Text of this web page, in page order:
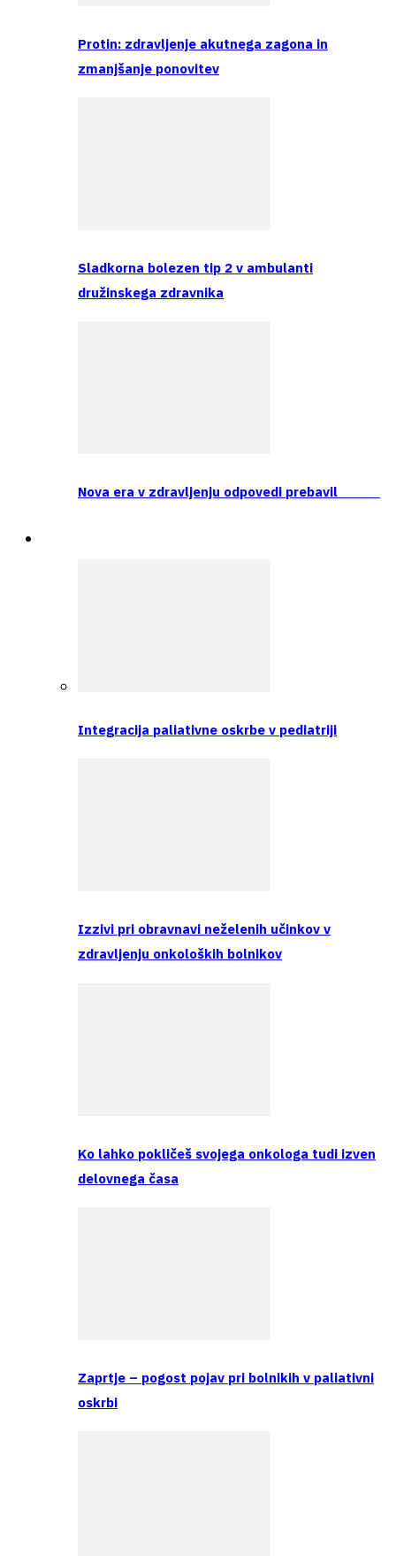
Protin: zdravljenje akutnega zagona in
zmanjšanje ponovitev
Sladkorna bolezen tip 2 v ambulanti
družinskega zdravnika
Nova era v zdravljenju odpovedi prebavil
Integracija paliativne oskrbe v pediatriji
Izzivi pri obravnavi neželenih učinkov v
zdravljenju onkoloških bolnikov
Ko lahko pokličeš svojega onkologa tudi izven
delovnega časa
Zaprtje – pogost pojav pri bolnikih v paliativni
oskrbi